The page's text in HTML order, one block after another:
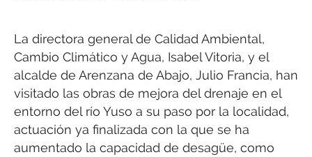
La directora general de Calidad Ambiental,
Cambio Climático y Agua, Isabel Vitoria, y el
alcalde de Arenzana de Abajo, Julio Francia, han
visitado las obras de mejora del drenaje en el
entorno del río Yuso a su paso por la localidad,
actuación ya finalizada con la que se ha
aumentado la capacidad de desagüe, como